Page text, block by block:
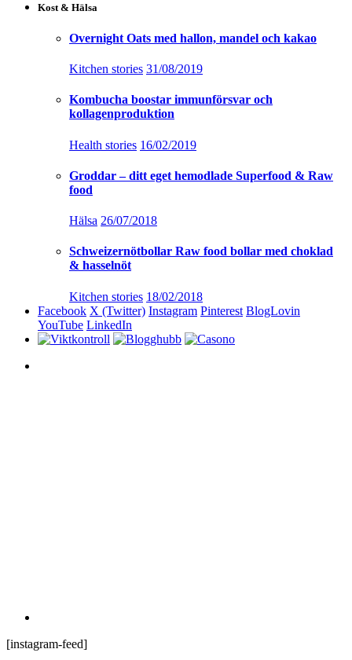
Kost & Hälsa
Overnight Oats med hallon, mandel och kakao
Kitchen stories 31/08/2019
Kombucha boostar immunförsvar och
kollagenproduktion
Health stories 16/02/2019
Groddar – ditt eget hemodlade Superfood & Raw
food
Hälsa 26/07/2018
Schweizernötbollar Raw food bollar med choklad
& hasselnöt
Kitchen stories 18/02/2018
Facebook X (Twitter) Instagram Pinterest BlogLovin
YouTube LinkedIn
[instagram-feed]